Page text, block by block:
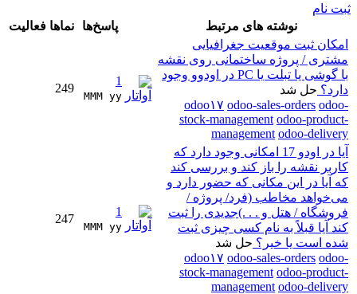
ثبت نام
نوشته های مرتبط
پاسخ‌ها نماها فعالیت
امکان ثبت موقعیت جغرافیایی
مشتری / پروژه ساختمانی روی نقشه
با گوشی یا تبلت یا PC در اودوو وجود
دارد؟ حل شد
odoo۱۷ odoo-sales-orders odoo-
stock-management odoo-product-
management odoo-delivery
1
MMM yy
249
آیا در اودو 17 امکانی وجود دارد که
کاربر نقشه را باز کند و بررسی کند
که آیا در این مکانی که حضور دارد و
می‌خواهد مخاطب (فرد/ پروژه /
فروشگاه / هتل و . . .)جدیدی را ثبت
کند آیا قبلاً به نام کسی چیزی ثبت
شده است یا خیر؟ حل شد
odoo۱۷ odoo-sales-orders odoo-
stock-management odoo-product-
management odoo-delivery
1
MMM yy
247